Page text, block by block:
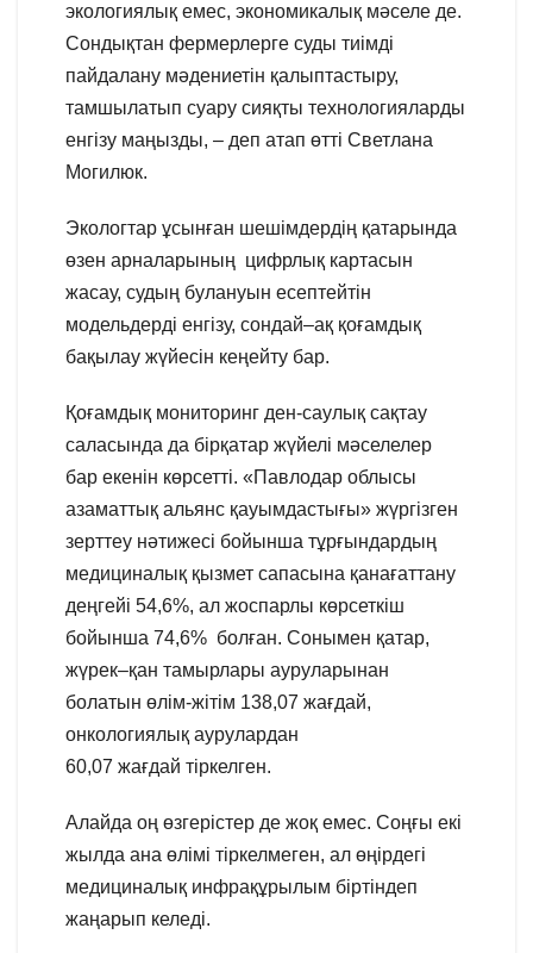
экологиялық емес, экономикалық мәселе де.
Сондықтан фермерлерге суды тиімді
пайдалану мәдениетін қалыптастыру,
тамшылатып суару сияқты технологияларды
енгізу маңызды, – деп атап өтті Светлана
Могилюк.
Экологтар ұсынған шешімдердің қатарында
өзен арналарының цифрлық картасын
жасау, судың булануын есептейтін
модельдерді енгізу, сондай–ақ қоғамдық
бақылау жүйесін кеңейту бар.
Қоғамдық мониторинг ден-саулық сақтау
саласында да бірқатар жүйелі мәселелер
бар екенін көрсетті. «Павлодар облысы
азаматтық альянс қауымдастығы» жүргізген
зерттеу нәтижесі бойынша тұрғындардың
медициналық қызмет сапасына қанағаттану
деңгейі 54,6%, ал жоспарлы көрсеткіш
бойынша 74,6% болған. Сонымен қатар,
жүрек–қан тамырлары ауруларынан
болатын өлім-жітім 138,07 жағдай,
онкологиялық аурулардан
60,07 жағдай тіркелген.
Алайда оң өзгерістер де жоқ емес. Соңғы екі
жылда ана өлімі тіркелмеген, ал өңірдегі
медициналық инфрақұрылым біртіндеп
жаңарып келеді.